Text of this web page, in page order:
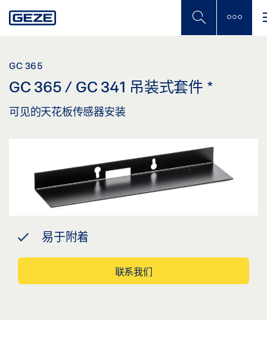
to
GC 365
GC 365 / GC 341 吊装式套件 *
可见的天花板传感器安装
易于附着
联系我们